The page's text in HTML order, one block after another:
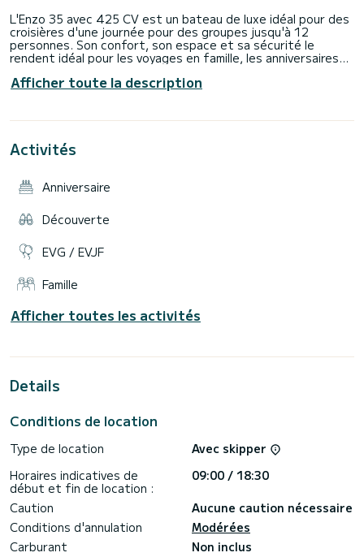
L'Enzo 35 avec 425 CV est un bateau de luxe idéal pour des
croisières d'une journée pour des groupes jusqu'à 12
personnes. Son confort, son espace et sa sécurité le
rendent idéal pour les voyages en famille, les anniversaires
buildings ou les escapades romantiques. La combinaison d'un
grand solarium, d'un moteur puissant et d'un skipper
détente tout en explorant de nombreuses baies, plages et
le bateau ainsi que des bâches transparentes enroulables
Afficher toute la description
Activités
Anniversaire
Découverte
EVG / EVJF
Famille
Afficher toutes les activités
Details
Conditions de location
Type de location
Avec skipper
Horaires indicatives de
début et fin de location :
09:00 / 18:30
Caution
Aucune caution nécessaire
Conditions d'annulation
Modérées
Carburant
Non inclus